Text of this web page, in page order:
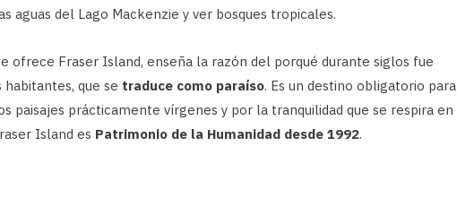
aguas del Lago Mackenzie y ver bosques tropicales.
ofrece Fraser Island, enseña la razón del porqué durante siglos fue
habitantes, que se traduce como paraíso. Es un destino obligatorio para
paisajes prácticamente vírgenes y por la tranquilidad que se respira en
Island es Patrimonio de la Humanidad desde 1992.